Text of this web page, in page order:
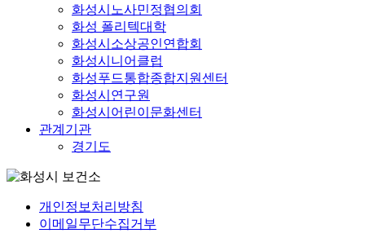
화성시노사민정협의회
화성 폴리텍대학
화성시소상공인연합회
화성시니어클럽
화성푸드통합종합지원센터
화성시연구원
화성시어린이문화센터
관계기관
경기도
개인정보처리방침
이메일무단수집거부